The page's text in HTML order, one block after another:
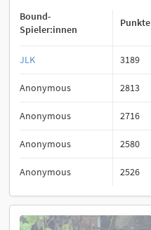
Bound-
Spieler:innen
Punkte
JLK 3189
Anonymous 2813
Anonymous 2716
Anonymous 2580
Anonymous 2526